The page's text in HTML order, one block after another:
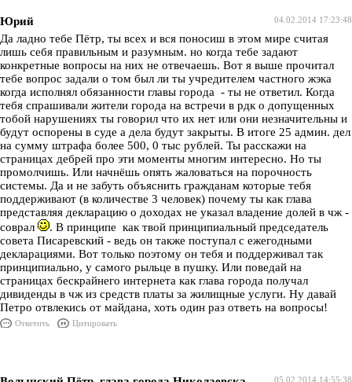
04.02.2014 17:23:48
Юрий
Да ладно тебе Пётр, ты всех и вся поносиш в этом мире считая
лишь себя правильным и разумным. но когда тебе задают
конкретные вопросы на них не отвечаешь. Вот я выше прочитал
тебе вопрос задали о том был ли ты учредителем частного жэка
когда исполнял обязанности главы города - ты не ответил. Когда
тебя спрашивали жители города на встречи в рдк о допущенных
тобой нарушениях ты говорил что их нет или они незначительны и
будут оспорены в суде а дела будут закрыты. В итоге 25 админ. дел
на сумму штрафа более 500, 0 тыс рублей. Ты расскажи на
страницах дебрей про эти моменты многим интересно. Но ты
промолчишь. Или начнёшь опять жаловаться на порочность
системы. Да и не забуть объяснить гражданам которые тебя
поддерживают (в количестве 3 человек) почему ты как глава
представляя декларацию о доходах не указал владение долей в чж -
соврал
. В принципе как твой принципиальный председатель
совета Писаревский - ведь он также поступал с ежегодными
декларациями. Вот только поэтому он тебя и поддерживал так
принципиально, у самого рыльце в пушку. Или поведай на
страницах бескрайнего интернета как глава города получал
дивиденды в чж из средств платы за жилищные услуги. Ну давай
Петро отвлекись от майдана, хоть один раз ответь на вопросы!
Ответить Цитировать
05.02.2014 14:55:38